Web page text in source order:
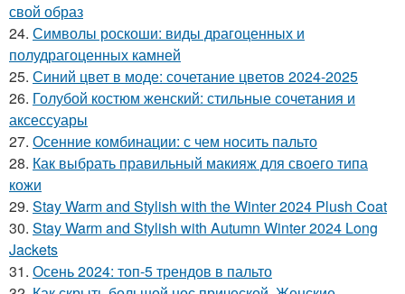
свой образ
24. Символы роскоши: виды драгоценных и
полудрагоценных камней
25. Синий цвет в моде: сочетание цветов 2024-2025
26. Голубой костюм женский: стильные сочетания и
аксессуары
27. Осенние комбинации: с чем носить пальто
28. Как выбрать правильный макияж для своего типа
кожи
29. Stay Warm and Stylish with the Winter 2024 Plush Coat
30. Stay Warm and Stylish with Autumn Winter 2024 Long
Jackets
31. Осень 2024: топ-5 трендов в пальто